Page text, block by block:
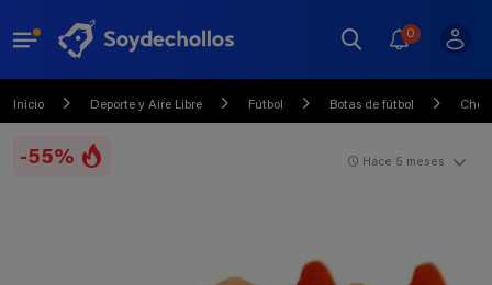
0
Inicio Deporte y Aire Libre Fútbol Botas de fútbol
-55% Hace 5 meses